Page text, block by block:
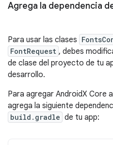
Agrega la dependencia
Para usar las clases
FontRequest , debes
de clase del proyecto de tu
desarrollo.
Para agregar AndroidX Core
agrega la siguiente
build.gradle de tu app: